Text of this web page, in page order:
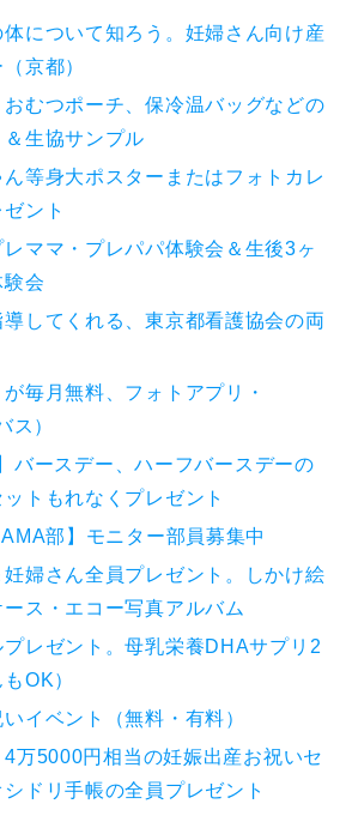
体について知ろう。妊婦さん向け産
京都）
むつポーチ、保冷温バッグなどの
生協サンプル
ん等身大ポスターまたはフォトカレ
ント
レママ・プレパパ体験会＆生後3ヶ
験会
してくれる、東京都看護協会の両
毎月無料、フォトアプリ・
ス）
バースデー、ハーフバースデーの
トもれなくプレゼント
部】モニター部員募集中
婦さん全員プレゼント。しかけ絵
ス・エコー写真アルバム
レゼント。母乳栄養DHAサプリ2
OK）
イベント（無料・有料）
4万5000円相当の妊娠出産お祝いセ
ドリ手帳の全員プレゼント